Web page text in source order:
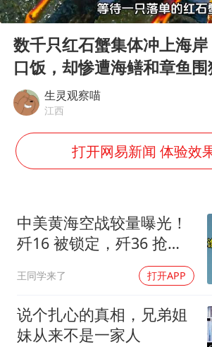
娜扎称眼睛恢复
选专业别因“热门
乐享全民健身
Play
00:00
数千只红石蟹集体冲上海
口饭，却惨遭海鳝和章鱼
生灵观察喵
江西
打开网易新闻 体验效
中美黄海空战较量曝光！
歼16 被锁定，歼36 抢先
王同学来了 打开APP
说个扎心的真相，兄弟姐
妹从来不是一家人